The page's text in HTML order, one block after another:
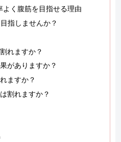
く腹筋を目指せる理由
指しませんか？
れますか？
がありますか？
ますか？
割れますか？